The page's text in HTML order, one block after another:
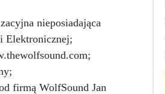
nieposiadająca
Elektronicznej;
firmą WolfSound Jan